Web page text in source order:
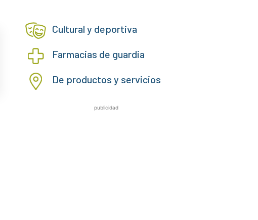
Cultural y deportiva
Farmacias de guardia
De productos y servicios
publicidad